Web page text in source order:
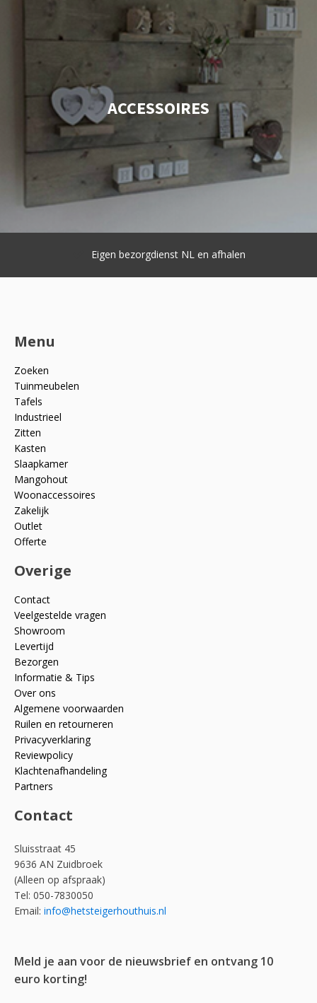
ACCESSOIRES
Eigen bezorgdienst NL en afhalen
Menu
Zoeken
Tuinmeubelen
Tafels
Industrieel
Zitten
Kasten
Slaapkamer
Mangohout
Woonaccessoires
Zakelijk
Outlet
Offerte
Overige
Contact
Veelgestelde vragen
Showroom
Levertijd
Bezorgen
Informatie & Tips
Over ons
Algemene voorwaarden
Ruilen en retourneren
Privacyverklaring
Reviewpolicy
Klachtenafhandeling
Partners
Contact
Sluisstraat 45
9636 AN Zuidbroek
(Alleen op afspraak)
Tel: 050-7830050
Email: info@hetsteigerhouthuis.nl
Meld je aan voor de nieuwsbrief en ontvang 10
euro korting!